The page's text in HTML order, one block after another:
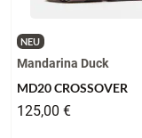
NEU
Mandarina Duck
MD20 CROSSOVER
125,00 €